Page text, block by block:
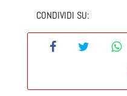
CONDIVIDI SU: